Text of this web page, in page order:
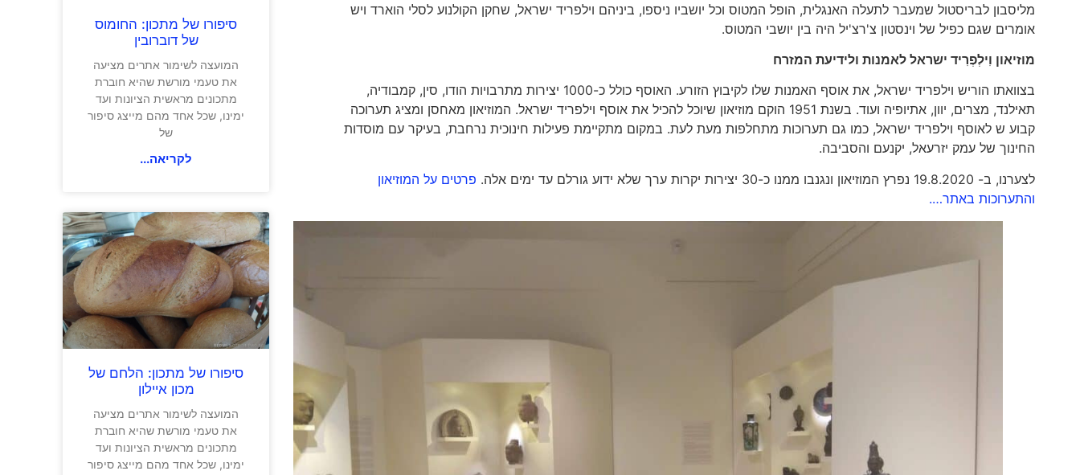
מליסבון לבריסטול שמעבר לתעלה האנגלית, הופל המטוס וכל יושביו ניספו, ביניהם וילפריד ישראל, שחקן הקולנוע לסלי הוארד ויש
אומרים שגם כפיל של וינסטון צ'רצ'יל היה בין יושבי המטוס.
מוזיאון וִילְפְרִיד ישראל לאמנות ולידיעת המזרח
בצוואתו הוריש וילפריד ישראל, את אוסף האמנות שלו לקיבוץ הזורע. האוסף כולל כ-1000 יצירות מתרבויות הודו, סין, קמבודיה,
תאילנד, מצרים, יוון, אתיופיה ועוד. בשנת 1951 הוקם מוזיאון שיוכל להכיל את אוסף וילפריד ישראל. המוזיאון מאחסן ומציג תערוכה
קבוע ש לאוסף וילפריד ישראל, כמו גם תערוכות מתחלפות מעת לעת. במקום מתקיימת פעילות חינוכית נרחבת, בעיקר עם מוסדות
החינוך של עמק יזרעאל, יקנעם והסביבה.
לצערנו, ב- 19.8.2020 נפרץ המוזיאון ונגנבו ממנו כ-30 יצירות יקרות ערך שלא ידוע גורלם עד ימים אלה.
פרטים על המוזיאון
והתערוכות באתר….
סיפורו של מתכון: החומוס
של דוברובין
המועצה לשימור אתרים מציעה
את טעמי מורשת שהיא חוברת
מתכונים מראשית הציונות ועד
ימינו, שכל אחד מהם מייצג סיפור
של
לקריאה...
סיפורו של מתכון: הלחם של
מכון איילון
המועצה לשימור אתרים מציעה
את טעמי מורשת שהיא חוברת
מתכונים מראשית הציונות ועד
ימינו, שכל אחד מהם מייצג סיפור